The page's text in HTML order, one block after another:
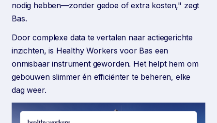
nodig hebben—zonder gedoe of extra kosten," zegt
Bas.
Door complexe data te vertalen naar actiegerichte
inzichten, is Healthy Workers voor Bas een
onmisbaar instrument geworden. Het helpt hem om
gebouwen slimmer én efficiënter te beheren, elke
dag weer.